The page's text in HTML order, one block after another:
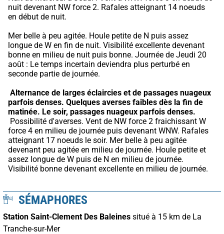
nuit devenant NW force 2. Rafales atteignant 14 noeuds
en début de nuit.
Mer belle à peu agitée. Houle petite de N puis assez
longue de W en fin de nuit. Visibilité excellente devenant
bonne en milieu de nuit puis bonne. Journée de Jeudi 20
août : Le temps incertain deviendra plus perturbé en
seconde partie de journée.
Alternance de larges éclaircies et de passages nuageux
parfois denses. Quelques averses faibles dès la fin de
matinée. Le soir, passages nuageux parfois denses.
force 4 en milieu de journée puis devenant WNW. Rafales
atteignant 17 noeuds le soir. Mer belle à peu agitée
devenant peu agitée en milieu de journée. Houle petite et
assez longue de W puis de N en milieu de journée.
Visibilité bonne devenant excellente en milieu de journée.
SÉMAPHORES
Station Saint-Clement Des Baleines situé à 15 km de La
Tranche-sur-Mer